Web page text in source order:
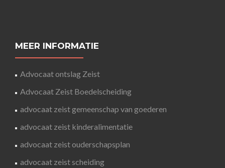
MEER INFORMATIE
Advocaat ontslag Zeist
Advocaat Zeist Boedelscheiding
advocaat zeist gemeenschap van goederen
advocaat zeist kinderalimentatie
advocaat zeist ouderschapsplan
advocaat zeist scheiding